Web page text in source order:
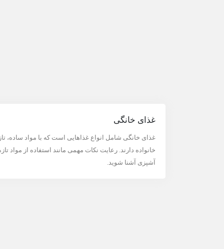
غذای خانگی
غذای خانگی شامل انواع غذاهایی است که با مواد
خانواده دارند. رعایت نکات مهمی مانند استفاده از
آشپزی آشنا شوید.